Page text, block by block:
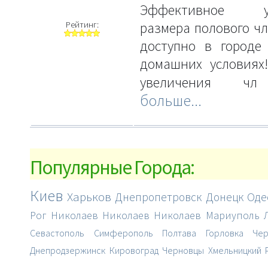
Рейтинг:
Эффективное
размера полового
доступно в
домашних
увеличения
больше...
Популярные Города:
Киев Харьков Днепропетровск Донецк
Рог Николаев Николаев Николаев Мариуполь
Севастополь Симферополь Полтава Горловка
Днепродзержинск Кировоград Черновцы Хмельницкий